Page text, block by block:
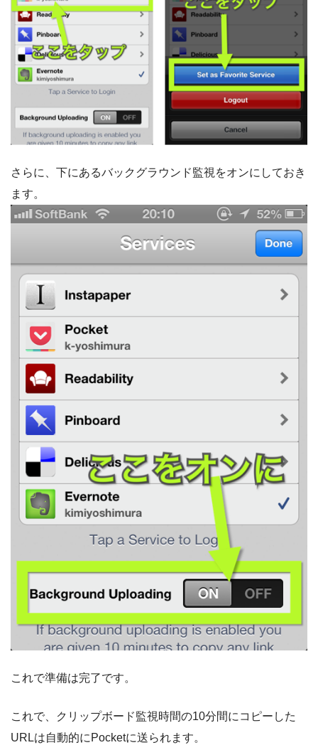
さらに、下にあるバックグラウンド監視をオンにしておき
ます。
これで準備は完了です。
これで、クリップボード監視時間の10分間にコピーした
URLは自動的にPocketに送られます。